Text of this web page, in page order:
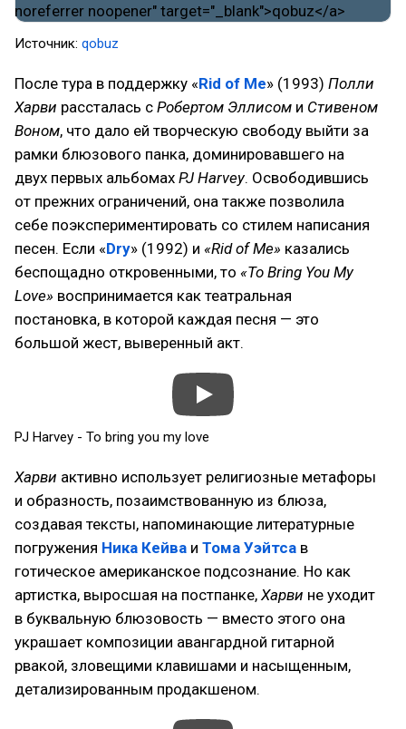
Источник: qobuz
После тура в поддержку «Rid of Me» (1993) Полли
Харви рассталась с Робертом Эллисом и Стивеном
Воном, что дало ей творческую свободу выйти за
рамки блюзового панка, доминировавшего на
двух первых альбомах PJ Harvey. Освободившись
от прежних ограничений, она также позволила
себе поэкспериментировать со стилем написания
песен. Если «Dry» (1992) и «Rid of Me» казались
беспощадно откровенными, то «To Bring You My
Love» воспринимается как театральная
постановка, в которой каждая песня — это
большой жест, выверенный акт.
PJ Harvey - To bring you my love
Харви активно использует религиозные метафоры
и образность, позаимствованную из блюза,
создавая тексты, напоминающие литературные
погружения Ника Кейва и Тома Уэйтса в
готическое американское подсознание. Но как
артистка, выросшая на постпанке, Харви не уходит
в буквальную блюзовость — вместо этого она
украшает композиции авангардной гитарной
рвакой, зловещими клавишами и насыщенным,
детализированным продакшеном.